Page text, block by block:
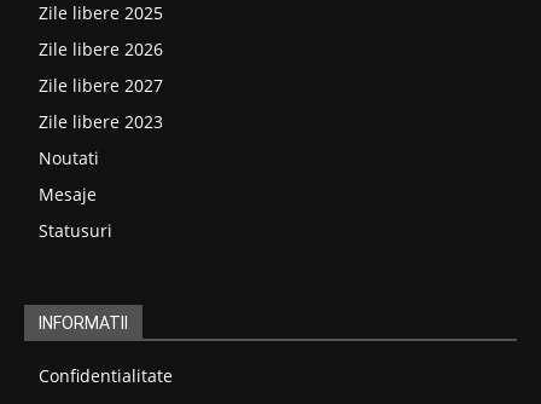
Zile libere 2025
Zile libere 2026
Zile libere 2027
Zile libere 2023
Noutati
Mesaje
Statusuri
INFORMATII
Confidentialitate